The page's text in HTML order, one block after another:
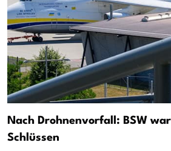
Nach Drohnenvorfall: BSW
Schlüssen